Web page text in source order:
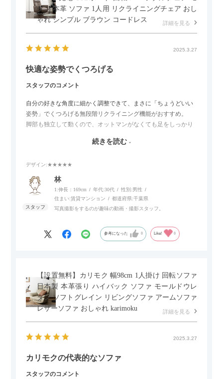
ダン 本革 ソファ 1人用 リクライニングチェア おし
ゃれ シンプル ブラウン コードレス
詳細を見る
2025.3.27
快適な姿勢でくつろげる
スタッフのコメント
自分の好きな角度に細かく調整できて、まさに「ちょうどいい
姿勢」でくつろげる無段階リクライニング機能がおすすめ。
脚部も独立して動くので、オットマンがなくても足をしっかり
スマホやタブレットを充電しながらリラックスできるのが嬉し
個人的にはコードレス＆充電式なので、コンセントの場所を気
にせず、好きな場所に置けるのが画期的に感じました。
続きを読む
デザイン:★★★★★
林
1:伸長：169cm 年代:30代 性別:男性
住まい:賃貸マンション 都道府県:千葉県
写真撮影をするのが趣味の動画・撮影スタッフ。
参考になった 0 Like! 0
【設置無料】カリモク 幅98cm 1人掛け 回転ソファ
日本製 本革張り ハイバック ソファ モールドウレ
タン ソフトグレイン リビングソファ アームソファ
レザーソファ おしゃれ karimoku
詳細を見る
2025.3.27
カリモクの代表的なソファ
スタッフのコメント